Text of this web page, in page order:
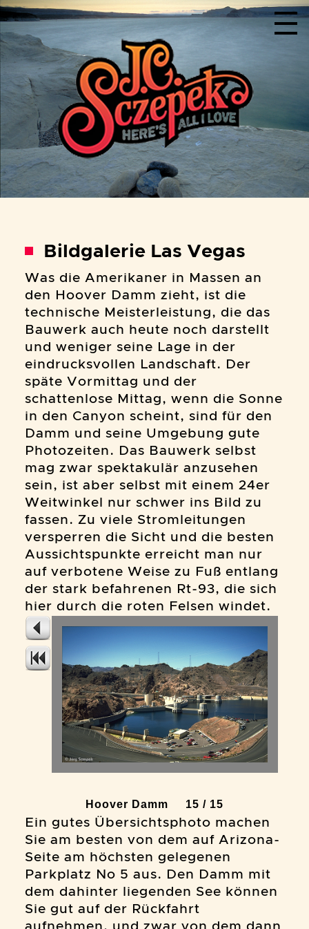
Menu
Bildgalerie Las Vegas
Was die Amerikaner in Massen an
den Hoover Damm zieht, ist die
technische Meisterleistung, die das
Bauwerk auch heute noch darstellt
und weniger seine Lage in der
eindrucksvollen Landschaft. Der
späte Vormittag und der
schattenlose Mittag, wenn die Sonne
in den Canyon scheint, sind für den
Damm und seine Umgebung gute
Photozeiten. Das Bauwerk selbst
mag zwar spektakulär anzusehen
sein, ist aber selbst mit einem 24er
Weitwinkel nur schwer ins Bild zu
fassen. Zu viele Stromleitungen
versperren die Sicht und die besten
Aussichtspunkte erreicht man nur
auf verbotene Weise zu Fuß entlang
der stark befahrenen Rt-93, die sich
hier durch die roten Felsen windet.
Hoover Damm 15 / 15
Ein gutes Übersichtsphoto machen
Sie am besten von dem auf Arizona-
Seite am höchsten gelegenen
Parkplatz No 5 aus. Den Damm mit
dem dahinter liegenden See können
Sie gut auf der Rückfahrt